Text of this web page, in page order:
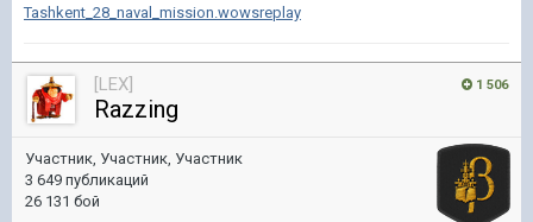
Tashkent_28_naval_mission.wowsreplay
1 506
[LEX]
Razzing
Участник, Участник, Участник
3 649 публикаций
26 131 бой